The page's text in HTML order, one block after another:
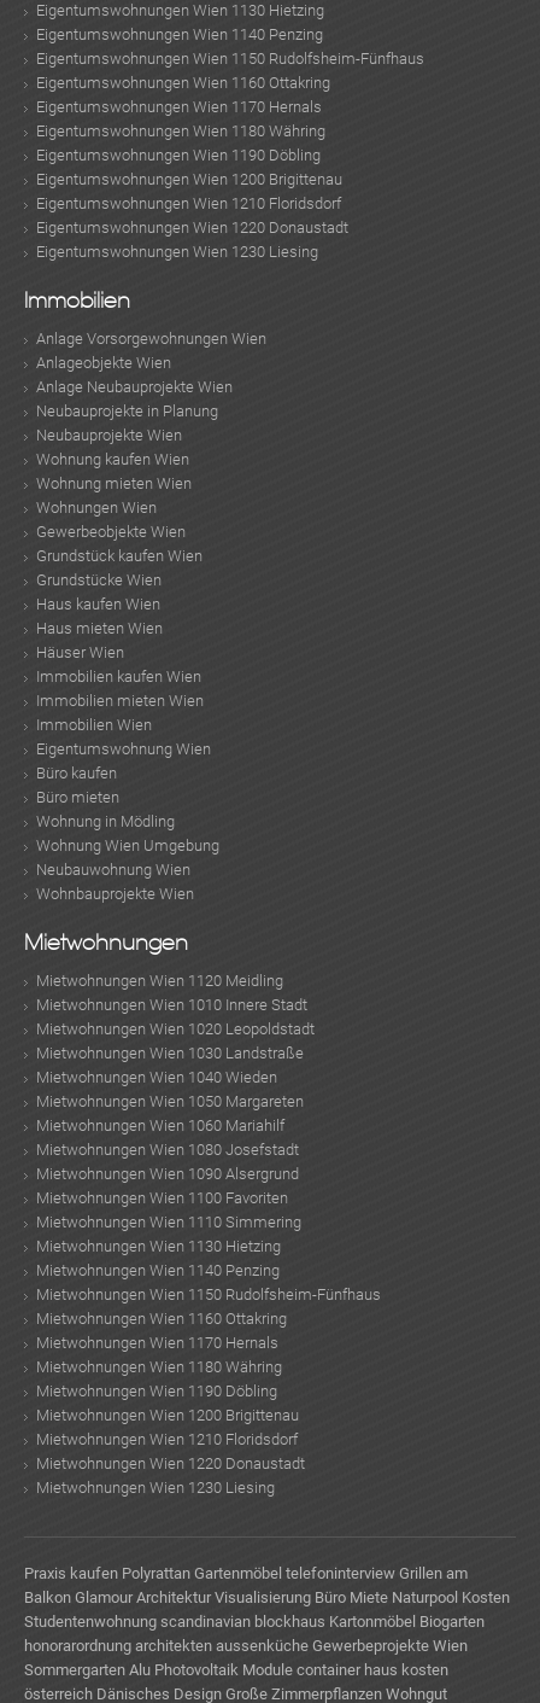
Eigentumswohnungen Wien 1130 Hietzing
Eigentumswohnungen Wien 1140 Penzing
Eigentumswohnungen Wien 1150 Rudolfsheim-Fünfhaus
Eigentumswohnungen Wien 1160 Ottakring
Eigentumswohnungen Wien 1170 Hernals
Eigentumswohnungen Wien 1180 Währing
Eigentumswohnungen Wien 1190 Döbling
Eigentumswohnungen Wien 1200 Brigittenau
Eigentumswohnungen Wien 1210 Floridsdorf
Eigentumswohnungen Wien 1220 Donaustadt
Eigentumswohnungen Wien 1230 Liesing
Immobilien
Anlage Vorsorgewohnungen Wien
Anlageobjekte Wien
Anlage Neubauprojekte Wien
Neubauprojekte in Planung
Neubauprojekte Wien
Wohnung kaufen Wien
Wohnung mieten Wien
Wohnungen Wien
Gewerbeobjekte Wien
Grundstück kaufen Wien
Grundstücke Wien
Haus kaufen Wien
Haus mieten Wien
Häuser Wien
Immobilien kaufen Wien
Immobilien mieten Wien
Immobilien Wien
Eigentumswohnung Wien
Büro kaufen
Büro mieten
Wohnung in Mödling
Wohnung Wien Umgebung
Neubauwohnung Wien
Wohnbauprojekte Wien
Mietwohnungen
Mietwohnungen Wien 1120 Meidling
Mietwohnungen Wien 1010 Innere Stadt
Mietwohnungen Wien 1020 Leopoldstadt
Mietwohnungen Wien 1030 Landstraße
Mietwohnungen Wien 1040 Wieden
Mietwohnungen Wien 1050 Margareten
Mietwohnungen Wien 1060 Mariahilf
Mietwohnungen Wien 1080 Josefstadt
Mietwohnungen Wien 1090 Alsergrund
Mietwohnungen Wien 1100 Favoriten
Mietwohnungen Wien 1110 Simmering
Mietwohnungen Wien 1130 Hietzing
Mietwohnungen Wien 1140 Penzing
Mietwohnungen Wien 1150 Rudolfsheim-Fünfhaus
Mietwohnungen Wien 1160 Ottakring
Mietwohnungen Wien 1170 Hernals
Mietwohnungen Wien 1180 Währing
Mietwohnungen Wien 1190 Döbling
Mietwohnungen Wien 1200 Brigittenau
Mietwohnungen Wien 1210 Floridsdorf
Mietwohnungen Wien 1220 Donaustadt
Mietwohnungen Wien 1230 Liesing
Praxis kaufen Polyrattan Gartenmöbel telefoninterview Grillen am
Balkon Glamour Architektur Visualisierung Büro Miete Naturpool Kosten
Studentenwohnung scandinavian blockhaus Kartonmöbel Biogarten
honorarordnung architekten aussenküche Gewerbeprojekte Wien
Sommergarten Alu Photovoltaik Module container haus kosten
österreich Dänisches Design Große Zimmerpflanzen Wohngut